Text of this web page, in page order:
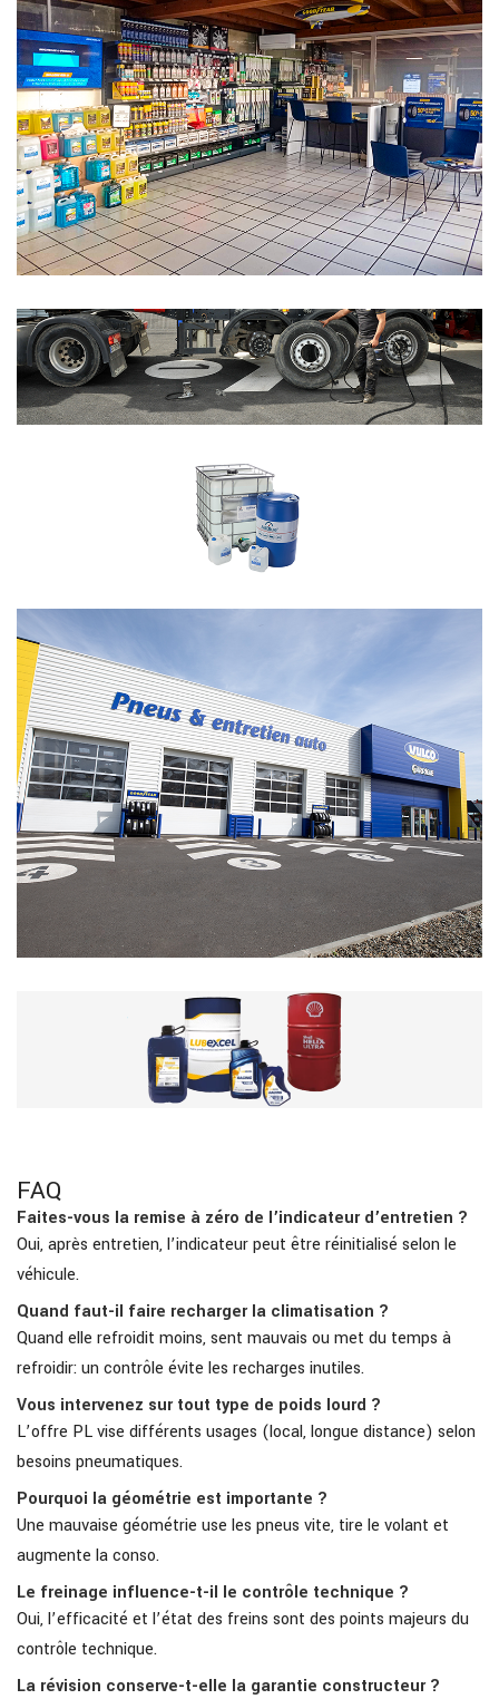
FAQ
Faites-vous la remise à zéro de l’indicateur d’entretien ?
Oui, après entretien, l’indicateur peut être réinitialisé selon le
véhicule.
Quand faut-il faire recharger la climatisation ?
Quand elle refroidit moins, sent mauvais ou met du temps à
refroidir: un contrôle évite les recharges inutiles.
Vous intervenez sur tout type de poids lourd ?
L’offre PL vise différents usages (local, longue distance) selon
besoins pneumatiques.
Pourquoi la géométrie est importante ?
Une mauvaise géométrie use les pneus vite, tire le volant et
augmente la conso.
Le freinage influence-t-il le contrôle technique ?
Oui, l’efficacité et l’état des freins sont des points majeurs du
contrôle technique.
La révision conserve-t-elle la garantie constructeur ?